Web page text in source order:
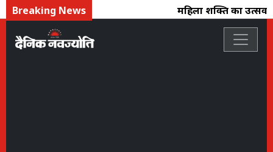
Breaking News महिला शक्ति का उत्सव